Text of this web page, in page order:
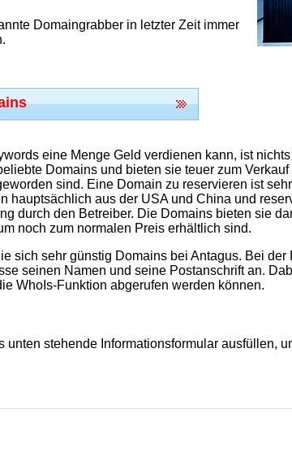
Domaingrabber in letzter Zeit immer
eine Menge Geld verdienen kann, ist
Domains und bieten sie teuer zum Verkauf
sind. Eine Domain zu reservieren ist
hauptsächlich aus der USA und China und
durch den Betreiber. Die Domains bieten sie
noch zum normalen Preis erhältlich sind.
sich sehr günstig Domains bei Antagus. Bei der
seinen Namen und seine Postanschrift an.
WhoIs-Funktion abgerufen werden können.
stehende Informationsformular ausfüllen,